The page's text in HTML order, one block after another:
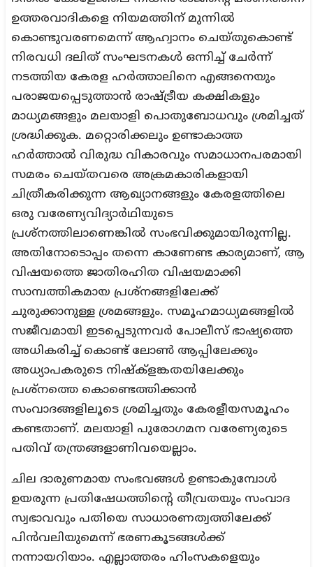
ഉത്തരവാദികളെ നിയമത്തിന് മുന്നിൽ
കൊണ്ടുവരണമെന്ന് ആഹ്വാനം ചെയ്തുകൊണ്ട്
നിരവധി ദലിത് സംഘടനകൾ ഒന്നിച്ച് ചേർന്ന്
നടത്തിയ കേരള ഹർത്താലിനെ എങ്ങനെയും
പരാജയപ്പെടുത്താൻ രാഷ്ട്രീയ കക്ഷികളും
മാധ്യമങ്ങളും മലയാളി പൊതുബോധവും ശ്രമിച്ചത്
ശ്രദ്ധിക്കുക. മറ്റൊരിക്കലും ഉണ്ടാകാത്ത
ഹർത്താൽ വിരുദ്ധ വികാരവും സമാധാനപരമായി
സമരം ചെയ്തവരെ അക്രമകാരികളായി
ചിത്രീകരിക്കുന്ന ആഖ്യാനങ്ങളും കേരളത്തിലെ
ഒരു വരേണ്യവിദ്യാർഥിയുടെ
പ്രശ്നത്തിലാണെങ്കിൽ സംഭവിക്കുമായിരുന്നില്ല.
അതിനോടൊപ്പം തന്നെ കാണേണ്ട കാര്യമാണ്, ആ
വിഷയത്തെ ജാതിരഹിത വിഷയമാക്കി
സാമ്പത്തികമായ പ്രശ്നങ്ങളിലേക്ക്
ചുരുക്കാനുള്ള ശ്രമങ്ങളും. സമൂഹമാധ്യമങ്ങളിൽ
സജീവമായി ഇടപ്പെടുന്നവർ പോലീസ് ഭാഷ്യത്തെ
അധികരിച്ച് കൊണ്ട് ലോൺ ആപ്പിലേക്കും
അധ്യാപകരുടെ നിഷ്ക്ളങ്കതയിലേക്കും
പ്രശ്നത്തെ കൊണ്ടെത്തിക്കാൻ
സംവാദങ്ങളിലൂടെ ശ്രമിച്ചതും കേരളീയസമൂഹം
കണ്ടതാണ്. മലയാളി പുരോഗമന വരേണ്യരുടെ
പതിവ് തന്ത്രങ്ങളാണിവയെല്ലാം.
ചില ദാരുണമായ സംഭവങ്ങൾ ഉണ്ടാകുമ്പോൾ
ഉയരുന്ന പ്രതിഷേധത്തിന്റെ തീവ്രതയും സംവാദ
സ്വഭാവവും പതിയെ സാധാരണത്വത്തിലേക്ക്
പിൻവലിയുമെന്ന് ഭരണകൂടങ്ങൾക്ക്
നന്നായറിയാം. എല്ലാത്തരം ഹിംസകളെയും